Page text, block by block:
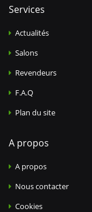
Services
Actualités
Salons
Revendeurs
F.A.Q
Plan du site
A propos
A propos
Nous contacter
Cookies